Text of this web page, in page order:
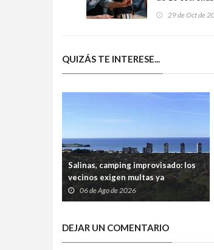
largo de 2
29 de Oct de
QUIZÁS TE INTERESE...
Salinas, camping improvisado: los
vecinos exigen multas ya
06 de Ago de 2026
DEJAR UN COMENTARIO